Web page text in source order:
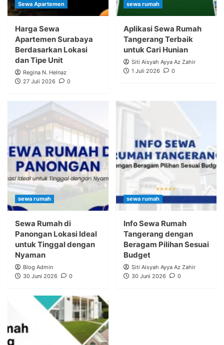
Sewa Apartemen
Harga Sewa
Apartemen Surabaya
Berdasarkan Lokasi
dan Tipe Unit
Regina N. Helnaz
27 Juli 2026
0
sewa rumah
Aplikasi Sewa Rumah
Tangerang Terbaik
untuk Cari Hunian
Siti Aisyah Ayya Az Zahir
1 Juli 2026
0
sewa rumah
Sewa Rumah di
Panongan Lokasi Ideal
untuk Tinggal dengan
Nyaman
Blog Admin
30 Juni 2026
0
sewa rumah
Info Sewa Rumah
Tangerang dengan
Beragam Pilihan Sesuai
Budget
Siti Aisyah Ayya Az Zahir
30 Juni 2026
0